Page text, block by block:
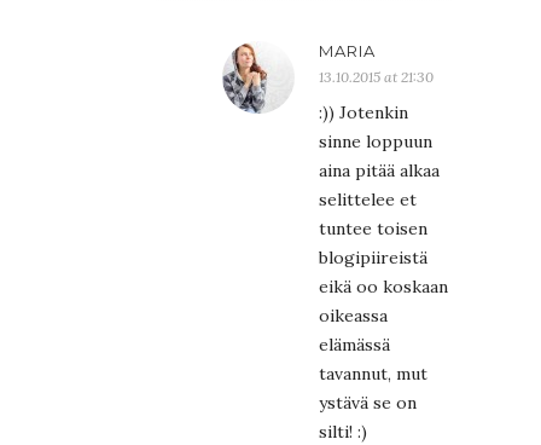
MARIA
13.10.2015 at 21:30
:)) Jotenkin
sinne loppuun
aina pitää alkaa
selittelee et
tuntee toisen
blogipiireistä
eikä oo koskaan
oikeassa
elämässä
tavannut, mut
ystävä se on
silti! :)